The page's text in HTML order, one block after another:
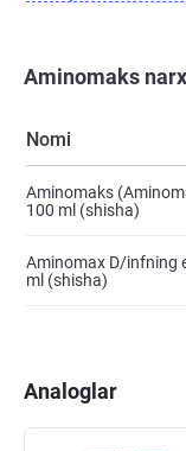
Aminomaks
Nomi
Aminomaks
100 ml (shisha)
Aminomax D/infning
ml (shisha)
Analoglar